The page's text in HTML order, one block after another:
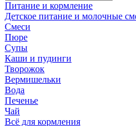
Питание и кормление
Детское питание и молочные
Смеси
Пюре
Супы
Каши и пудинги
Творожок
Вермишельки
Вода
Печенье
Чай
Всё для кормления